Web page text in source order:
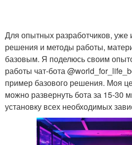
Для опытных разработчиков,
решения и методы работы,
базовым. Я поделюсь своим
работы чат-бота
пример базового решения. Моя
можно развернуть бота за 15-30
установку всех необходимых